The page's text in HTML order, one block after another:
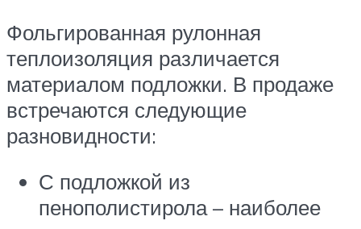
Фольгированная рулонная
теплоизоляция различается
материалом подложки. В продаже
встречаются следующие
разновидности:
С подложкой из
пенополистирола – наиболее